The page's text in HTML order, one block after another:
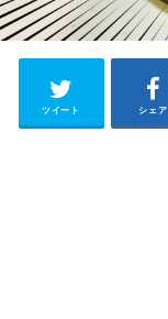
ツイート シェア